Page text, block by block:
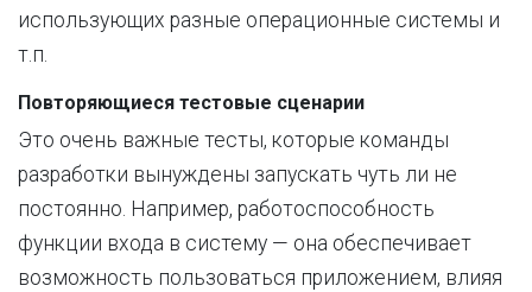
использующих разные операционные системы и
т.п.
Повторяющиеся тестовые сценарии
Это очень важные тесты, которые команды
разработки вынуждены запускать чуть ли не
постоянно. Например, работоспособность
функции входа в систему — она обеспечивает
возможность пользоваться приложением, влияя